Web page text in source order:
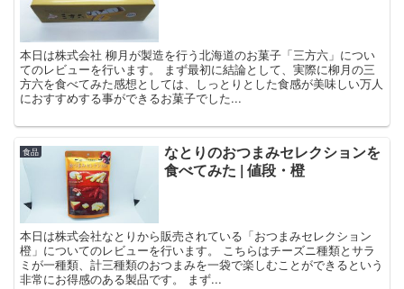
本日は株式会社 柳月が製造を行う北海道のお菓子「三方六」につい
てのレビューを行います。 まず最初に結論として、実際に柳月の三
方六を食べてみた感想としては、しっとりとした食感が美味しい万人
におすすめする事ができるお菓子でした...
食品
なとりのおつまみセレクションを
食べてみた | 値段・橙
本日は株式会社なとりから販売されている「おつまみセレクション
橙」についてのレビューを行います。 こちらはチーズニ種類とサラ
ミが一種類、計三種類のおつまみを一袋で楽しむことができるという
非常にお得感のある製品です。 まず...